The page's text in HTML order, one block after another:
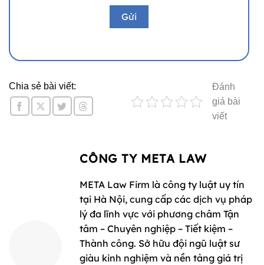
Chia sẻ bài viết:
Đánh
giá bài
viết
CÔNG TY META LAW
META Law Firm là công ty luật uy tín
tại Hà Nội, cung cấp các dịch vụ pháp
lý đa lĩnh vực với phương châm Tận
tâm – Chuyên nghiệp – Tiết kiệm –
Thành công. Sở hữu đội ngũ luật sư
giàu kinh nghiệm và nền tảng giá trị